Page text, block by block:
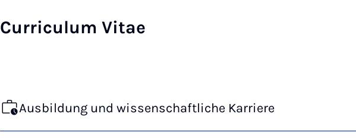
Curriculum Vitae
Ausbildung und wissenschaftliche Karriere